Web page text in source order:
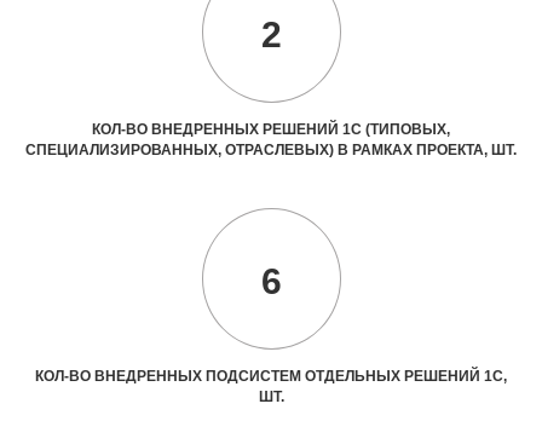
2
КОЛ-ВО ВНЕДРЕННЫХ РЕШЕНИЙ 1С (ТИПОВЫХ,
СПЕЦИАЛИЗИРОВАННЫХ, ОТРАСЛЕВЫХ) В РАМКАХ ПРОЕКТА, ШТ.
6
КОЛ-ВО ВНЕДРЕННЫХ ПОДСИСТЕМ ОТДЕЛЬНЫХ РЕШЕНИЙ 1С,
ШТ.